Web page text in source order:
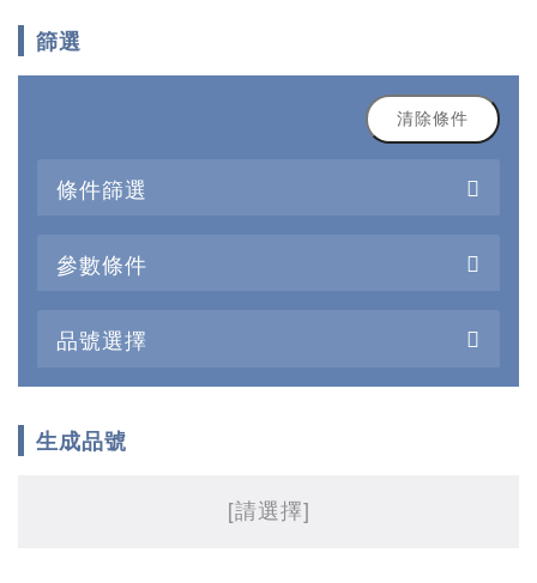
篩選
清除條件
條件篩選
參數條件
品號選擇
生成品號
[請選擇]